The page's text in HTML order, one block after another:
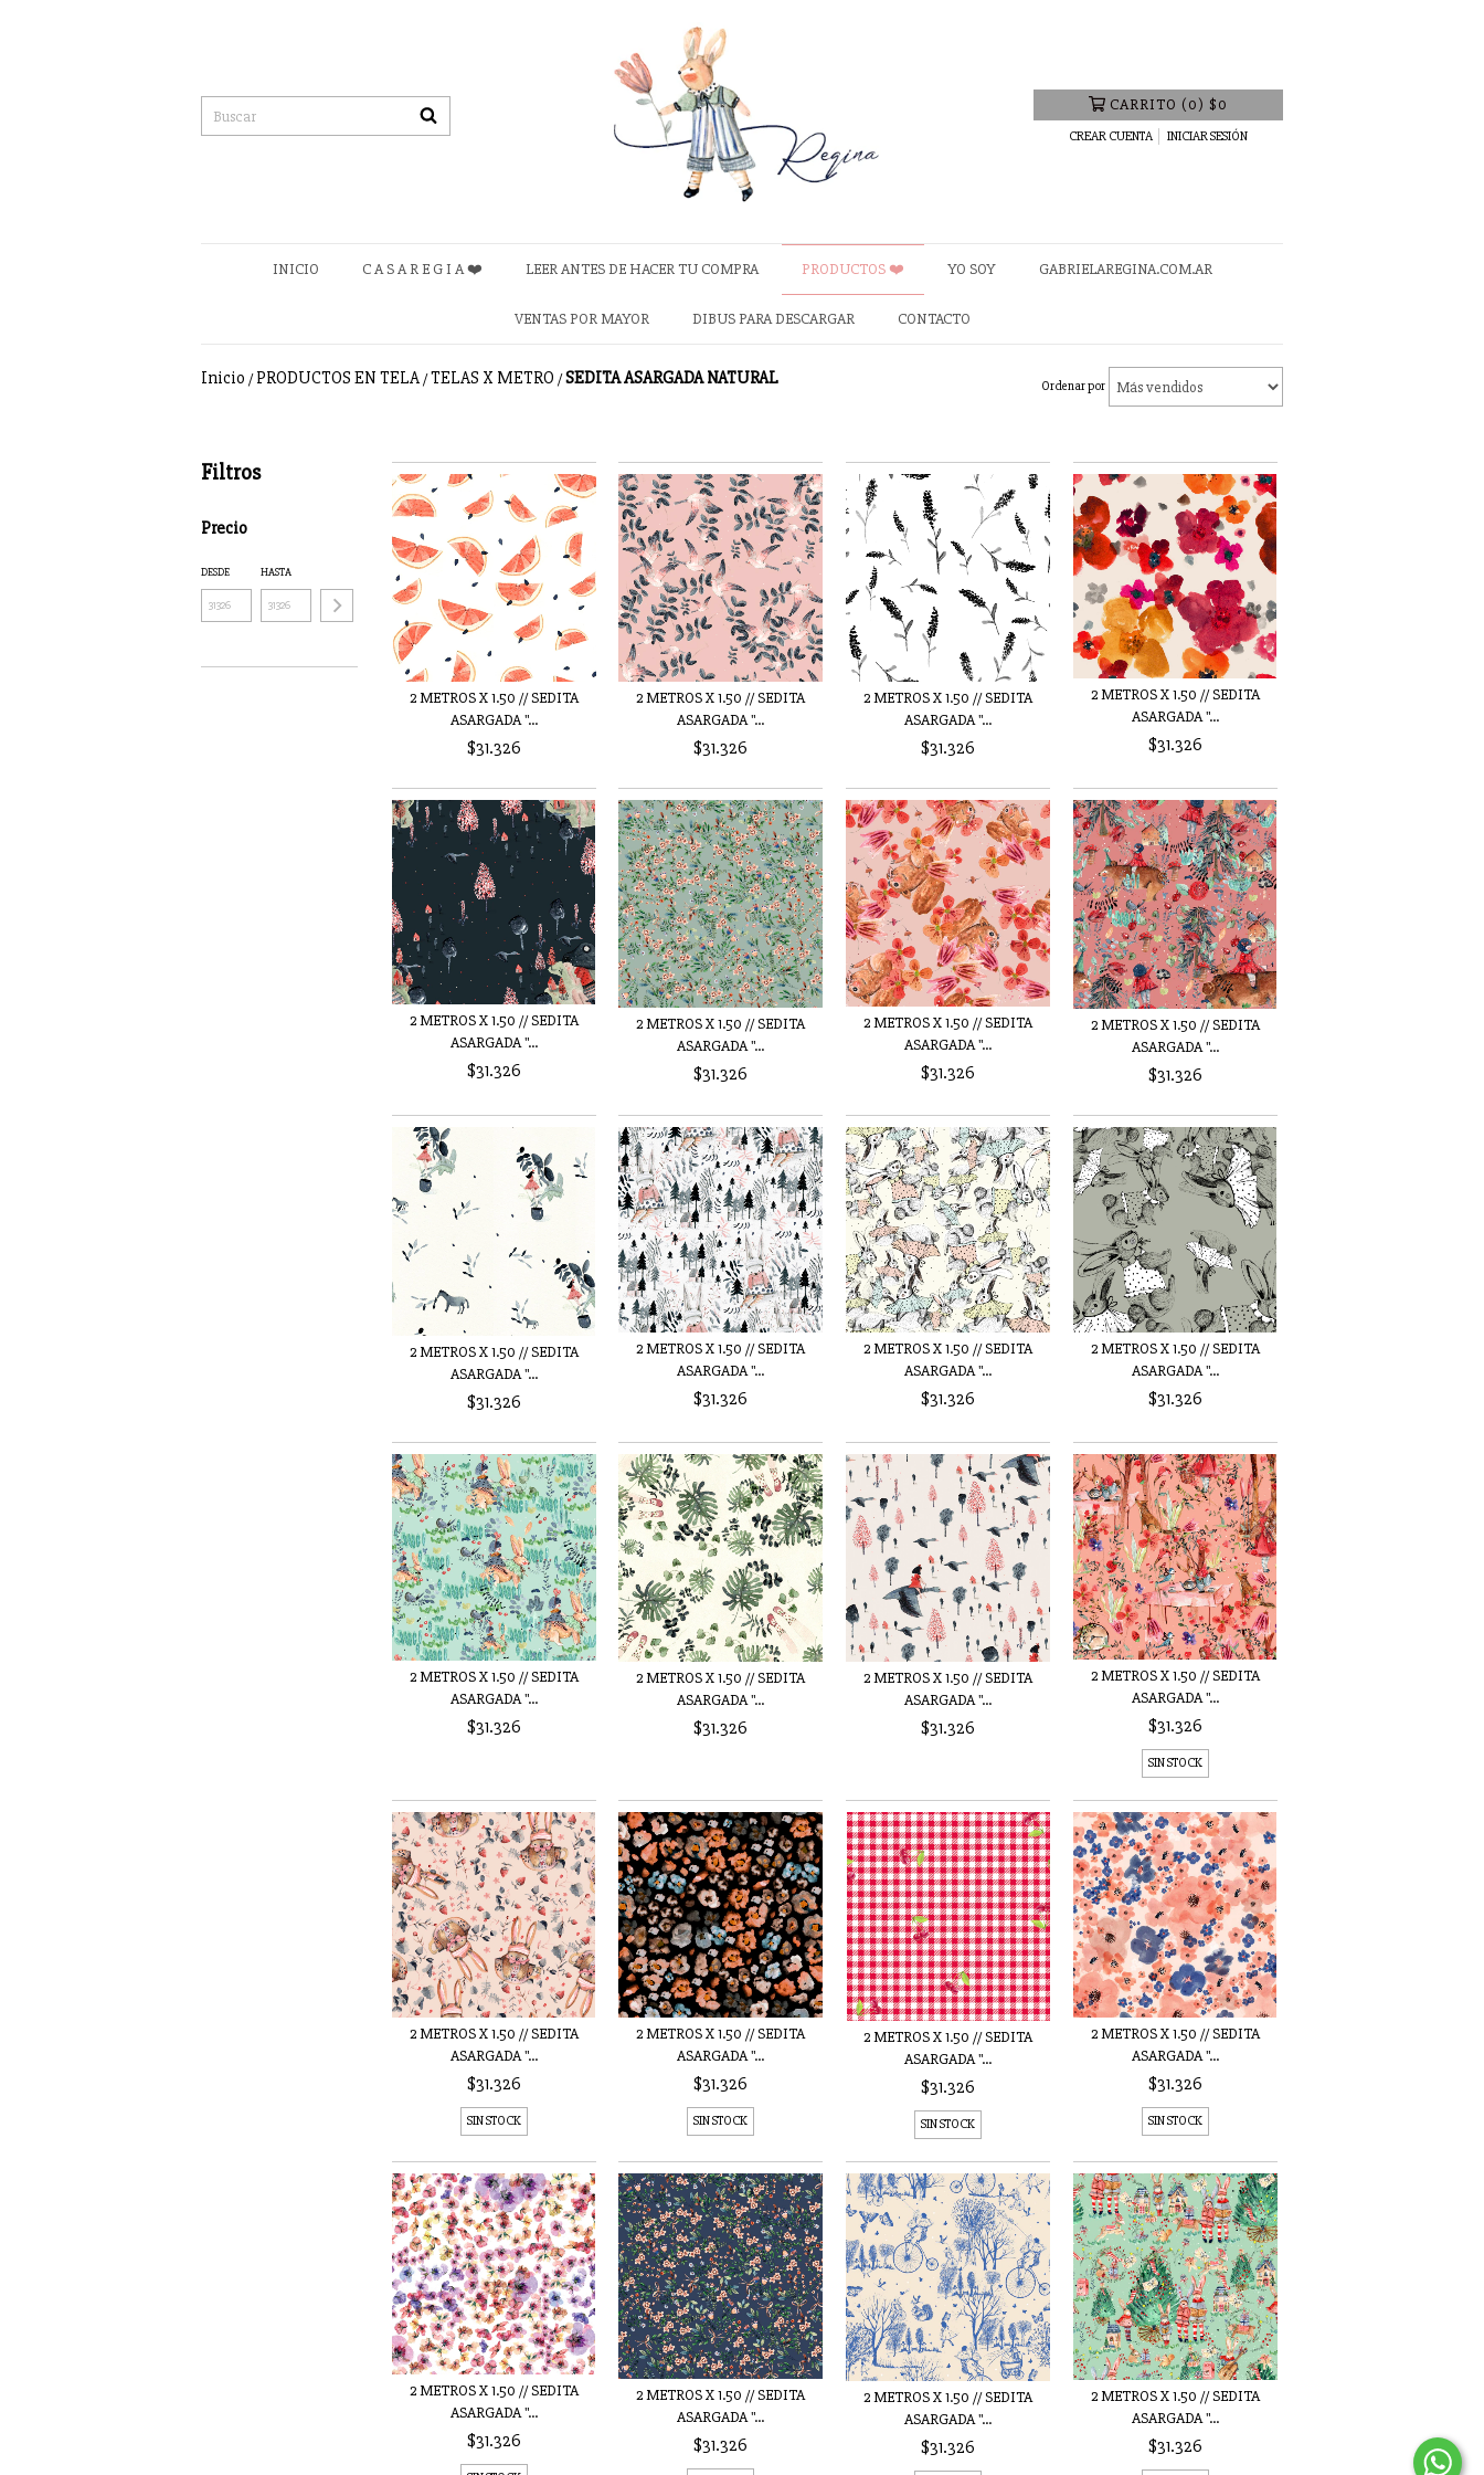
CARRITO (0) $0
CREAR CUENTA INICIAR SESIÓN
INICIO C A S A R E G I A ❤️ LEER ANTES DE HACER TU COMPRA PRODUCTOS ❤️ YO SOY GABRIELAREGINA.COM.AR
VENTAS POR MAYOR DIBUS PARA DESCARGAR CONTACTO
Inicio / PRODUCTOS EN TELA/TELAS X METRO /SEDITA ASARGADA NATURAL Ordenar por
Filtros
Precio
DESDE HASTA
2 METROS X 1.50 // SEDITA
ASARGADA "...
$31.326
2 METROS X 1.50 // SEDITA
ASARGADA "...
$31.326
2 METROS X 1.50 // SEDITA
ASARGADA "...
$31.326
2 METROS X 1.50 // SEDITA
ASARGADA "...
$31.326
2 METROS X 1.50 // SEDITA
ASARGADA "...
$31.326
2 METROS X 1.50 // SEDITA
ASARGADA "...
$31.326
2 METROS X 1.50 // SEDITA
ASARGADA "...
$31.326
2 METROS X 1.50 // SEDITA
ASARGADA "...
$31.326
2 METROS X 1.50 // SEDITA
ASARGADA "...
$31.326
2 METROS X 1.50 // SEDITA
ASARGADA "...
$31.326
2 METROS X 1.50 // SEDITA
ASARGADA "...
$31.326
2 METROS X 1.50 // SEDITA
ASARGADA "...
$31.326
2 METROS X 1.50 // SEDITA
ASARGADA "...
$31.326
2 METROS X 1.50 // SEDITA
ASARGADA "...
$31.326
2 METROS X 1.50 // SEDITA
ASARGADA "...
$31.326
2 METROS X 1.50 // SEDITA
ASARGADA "...
$31.326
SIN STOCK
2 METROS X 1.50 // SEDITA
ASARGADA "...
$31.326
SIN STOCK
2 METROS X 1.50 // SEDITA
ASARGADA "...
$31.326
SIN STOCK
2 METROS X 1.50 // SEDITA
ASARGADA "...
$31.326
SIN STOCK
2 METROS X 1.50 // SEDITA
ASARGADA "...
$31.326
SIN STOCK
2 METROS X 1.50 // SEDITA
ASARGADA "...
$31.326
2 METROS X 1.50 // SEDITA
ASARGADA "...
$31.326
2 METROS X 1.50 // SEDITA
ASARGADA "...
$31.326
2 METROS X 1.50 // SEDITA
ASARGADA "...
$31.326